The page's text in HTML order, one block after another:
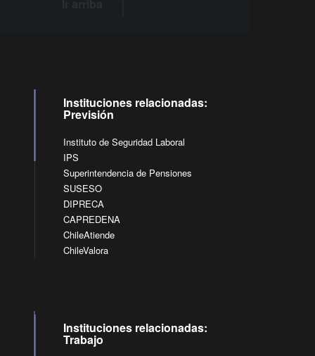
Instituciones relacionadas:
Previsión
Instituto de Seguridad Laboral
IPS
Superintendencia de Pensiones
SUSESO
DIPRECA
CAPREDENA
ChileAtiende
ChileValora
Instituciones relacionadas:
Trabajo